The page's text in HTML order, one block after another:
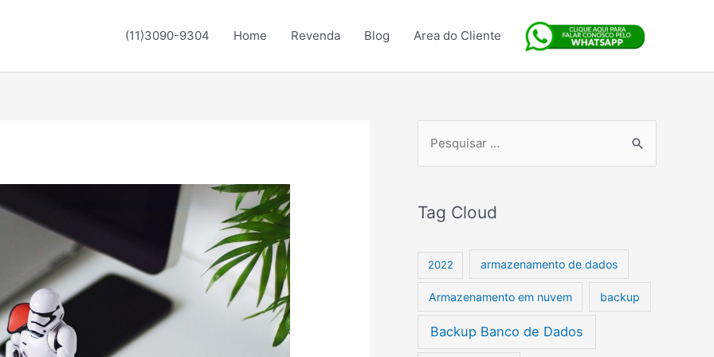
(11)3090-9304 Home Revenda Blog Area do Cliente
e
q
a
Tag Cloud
2022 armazenamento de dados
Armazenamento em nuvem backup
Backup Banco de Dados